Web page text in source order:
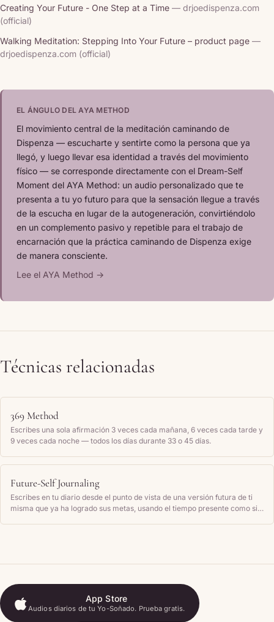
Creating Your Future - One Step at a Time — drjoedispenza.com
(official)
Walking Meditation: Stepping Into Your Future – product page —
drjoedispenza.com (official)
EL ÁNGULO DEL AYA METHOD
El movimiento central de la meditación caminando de
Dispenza — escucharte y sentirte como la persona que ya
llegó, y luego llevar esa identidad a través del movimiento
físico — se corresponde directamente con el Dream-Self
Moment del AYA Method: un audio personalizado que te
presenta a tu yo futuro para que la sensación llegue a través
de la escucha en lugar de la autogeneración, convirtiéndolo
en un complemento pasivo y repetible para el trabajo de
encarnación que la práctica caminando de Dispenza exige
de manera consciente.
Lee el AYA Method →
Técnicas relacionadas
369 Method
Escribes una sola afirmación 3 veces cada mañana, 6 veces cada tarde y
9 veces cada noche — todos los días durante 33 o 45 días.
Future-Self Journaling
Escribes en tu diario desde el punto de vista de una versión futura de ti
misma que ya ha logrado sus metas, usando el tiempo presente como si
App Store
Audios diarios de tu Yo-Soñado. Prueba gratis.
App Store